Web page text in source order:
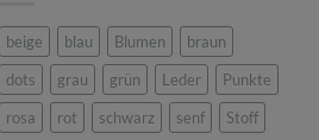
beige blau Blumen
braun
dots
grau grün Leder
Punkte
rosa
rot schwarz senf Stoff